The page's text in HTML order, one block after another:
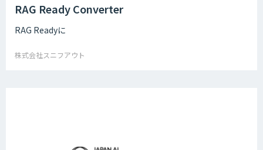
RAG Ready Converter
RAG Readyに
株式会社スニフアウト